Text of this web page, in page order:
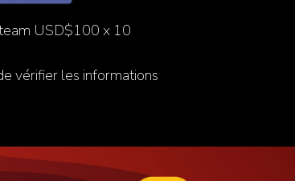
USD$100 x 10
vérifier les informations